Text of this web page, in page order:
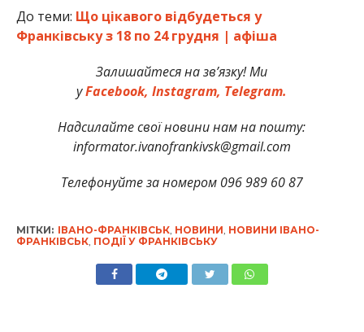
До теми: Що цікавого відбудеться у
Франківську з 18 по 24 грудня | афіша
Залишайтеся на зв’язку! Ми
уFacebook, Instagram, Telegram.
Надсилайте свої новини нам на пошту:
informator.ivanofrankivsk@gmail.com
Телефонуйте за номером 096 989 60 87
МІТКИ: ІВАНО-ФРАНКІВСЬК, НОВИНИ НОВИНИ ІВАНО-
ФРАНКІВСЬК, ПОДІЇ У ФРАНКІВСЬКУ